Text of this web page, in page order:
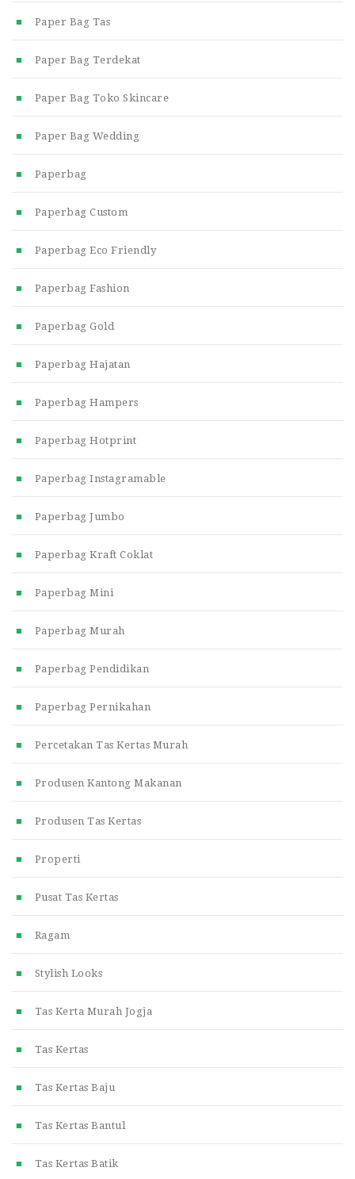
Paper Bag Tas
Paper Bag Terdekat
Paper Bag Toko Skincare
Paper Bag Wedding
Paperbag
Paperbag Custom
Paperbag Eco Friendly
Paperbag Fashion
Paperbag Gold
Paperbag Hajatan
Paperbag Hampers
Paperbag Hotprint
Paperbag Instagramable
Paperbag Jumbo
Paperbag Kraft Coklat
Paperbag Mini
Paperbag Murah
Paperbag Pendidikan
Paperbag Pernikahan
Percetakan Tas Kertas Murah
Produsen Kantong Makanan
Produsen Tas Kertas
Properti
Pusat Tas Kertas
Ragam
Stylish Looks
Tas Kerta Murah Jogja
Tas Kertas
Tas Kertas Baju
Tas Kertas Bantul
Tas Kertas Batik